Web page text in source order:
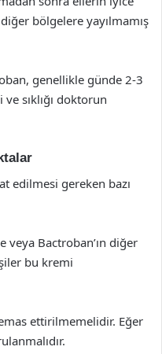
bölgelere yayılmamış
genellikle günde 2-3
sıklığı doktorun
edilmesi gereken bazı
Bactroban’ın diğer
bu kremi
ettirilmemelidir. Eğer